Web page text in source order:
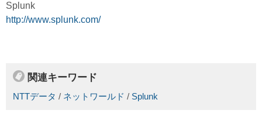
Splunk
http://www.splunk.com/
関連キーワード
NTTデータ / ネットワールド / Splunk